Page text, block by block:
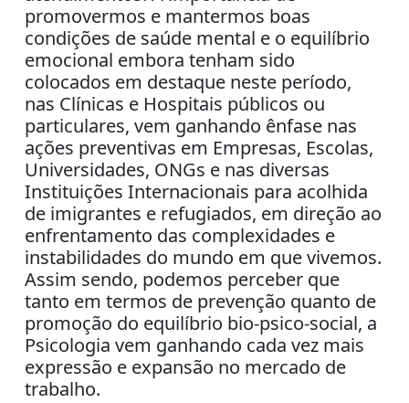
promovermos e mantermos boas
condições de saúde mental e o equilíbrio
emocional embora tenham sido
colocados em destaque neste período,
nas Clínicas e Hospitais públicos ou
particulares, vem ganhando ênfase nas
ações preventivas em Empresas, Escolas,
Universidades, ONGs e nas diversas
Instituições Internacionais para acolhida
de imigrantes e refugiados, em direção ao
enfrentamento das complexidades e
instabilidades do mundo em que vivemos.
Assim sendo, podemos perceber que
tanto em termos de prevenção quanto de
promoção do equilíbrio bio-psico-social, a
Psicologia vem ganhando cada vez mais
expressão e expansão no mercado de
trabalho.